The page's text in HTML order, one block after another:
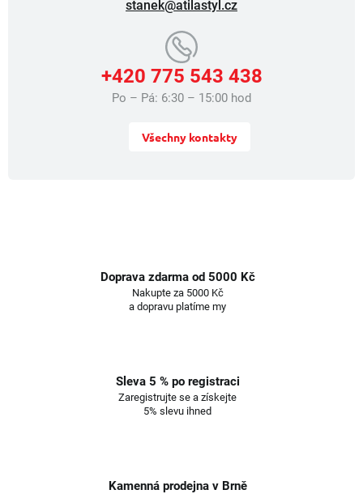
stanek@atilastyl.cz
+420 775 543 438
Po – Pá: 6:30 – 15:00 hod
Všechny kontakty
Doprava zdarma od 5000 Kč
Nakupte za 5000 Kč
a dopravu platíme my
Sleva 5 % po registraci
Zaregistrujte se a získejte
5% slevu ihned
Kamenná prodejna v Brně